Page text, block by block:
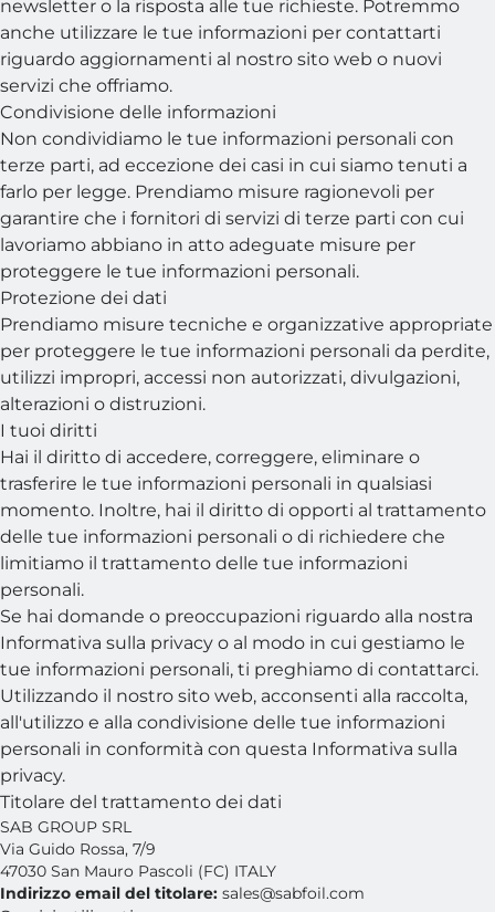
newsletter o la risposta alle tue richieste. Potremmo
anche utilizzare le tue informazioni per contattarti
riguardo aggiornamenti al nostro sito web o nuovi
servizi che offriamo.
Condivisione delle informazioni
Non condividiamo le tue informazioni personali con
terze parti, ad eccezione dei casi in cui siamo tenuti a
farlo per legge. Prendiamo misure ragionevoli per
garantire che i fornitori di servizi di terze parti con cui
lavoriamo abbiano in atto adeguate misure per
proteggere le tue informazioni personali.
Protezione dei dati
Prendiamo misure tecniche e organizzative appropriate
per proteggere le tue informazioni personali da perdite,
utilizzi impropri, accessi non autorizzati, divulgazioni,
alterazioni o distruzioni.
I tuoi diritti
Hai il diritto di accedere, correggere, eliminare o
trasferire le tue informazioni personali in qualsiasi
momento. Inoltre, hai il diritto di opporti al trattamento
delle tue informazioni personali o di richiedere che
limitiamo il trattamento delle tue informazioni
personali.
Se hai domande o preoccupazioni riguardo alla nostra
Informativa sulla privacy o al modo in cui gestiamo le
tue informazioni personali, ti preghiamo di contattarci.
Utilizzando il nostro sito web, acconsenti alla raccolta,
all'utilizzo e alla condivisione delle tue informazioni
personali in conformità con questa Informativa sulla
privacy.
Titolare del trattamento dei dati
SAB GROUP SRL
Via Guido Rossa, 7/9
47030 San Mauro Pascoli (FC) ITALY
Indirizzo email del titolare: sales@sabfoil.com